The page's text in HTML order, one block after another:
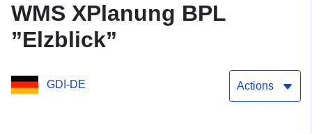
WMS XPlanung BPL
”Elzblick”
GDI-DE Actions